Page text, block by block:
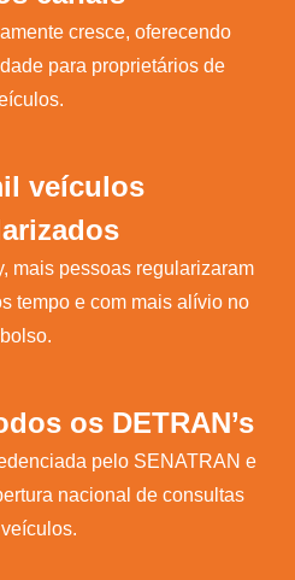
cresce, oferecendo
para proprietários de
veículos
mais pessoas regularizaram
tempo e com mais alívio no
bolso.
os DETRAN’s
pelo SENATRAN e
nacional de consultas